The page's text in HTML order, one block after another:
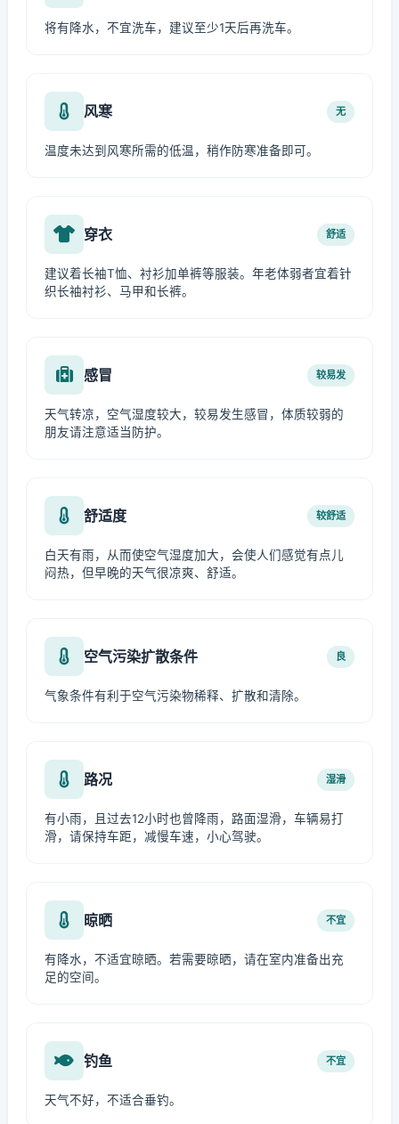
将有降水，不宜洗车，建议至少1天后再洗车。
风寒 无
温度未达到风寒所需的低温，稍作防寒准备即可。
穿衣 舒适
建议着长袖T恤、衬衫加单裤等服装。年老体弱者宜着针
织长袖衬衫、马甲和长裤。
感冒 较易发
天气转凉，空气湿度较大，较易发生感冒，体质较弱的
朋友请注意适当防护。
舒适度 较舒适
白天有雨，从而使空气湿度加大，会使人们感觉有点儿
闷热，但早晚的天气很凉爽、舒适。
空气污染扩散条件 良
气象条件有利于空气污染物稀释、扩散和清除。
路况 湿滑
有小雨，且过去12小时也曾降雨，路面湿滑，车辆易打
滑，请保持车距，减慢车速，小心驾驶。
晾晒 不宜
有降水，不适宜晾晒。若需要晾晒，请在室内准备出充
足的空间。
钓鱼 不宜
天气不好，不适合垂钓。